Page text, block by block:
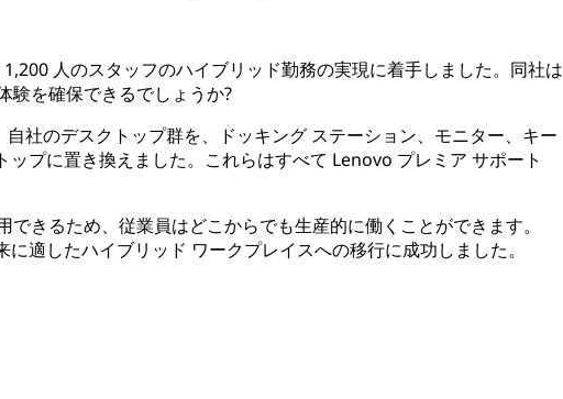
人のスタッフのハイブリッド勤務の実現に着手しました。同社は
験を確保できるでしょうか?
社のデスクトップ群を、ドッキング ステーション、モニター、キー
プに置き換えました。これらはすべて Lenovo プレミア サポート
きるため、従業員はどこからでも生産的に働くことができます。
適したハイブリッド ワークプレイスへの移行に成功しました。